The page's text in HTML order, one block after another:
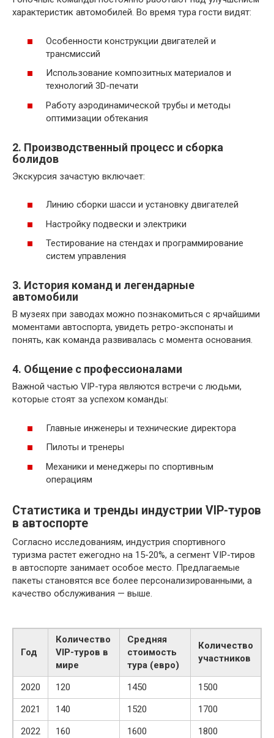
характеристик автомобилей. Во время тура гости видят:
Особенности конструкции двигателей и
трансмиссий
Использование композитных материалов и
технологий 3D-печати
Работу аэродинамической трубы и методы
оптимизации обтекания
2. Производственный процесс и сборка
болидов
Экскурсия зачастую включает:
Линию сборки шасси и установку двигателей
Настройку подвески и электрики
Тестирование на стендах и программирование
систем управления
3. История команд и легендарные
автомобили
В музеях при заводах можно познакомиться с ярчайшими
моментами автоспорта, увидеть ретро-экспонаты и
понять, как команда развивалась с момента основания.
4. Общение с профессионалами
Важной частью VIP-тура являются встречи с людьми,
которые стоят за успехом команды:
Главные инженеры и технические директора
Пилоты и тренеры
Механики и менеджеры по спортивным
операциям
Статистика и тренды индустрии VIP-туров
в автоспорте
Согласно исследованиям, индустрия спортивного
туризма растет ежегодно на 15-20%, а сегмент VIP-тиров
в автоспорте занимает особое место. Предлагаемые
пакеты становятся все более персонализированными, а
качество обслуживания — выше.
Год
Количество
VIP-туров в
мире
Средняя
стоимость
тура (евро)
Количество
участников
2020 120 1450
1500
2021
140 1520
1700
2022
160 1600
1800